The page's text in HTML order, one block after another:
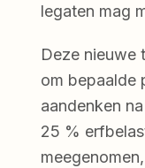
legaten mag
Deze nieuwe
om bepaalde
aandenken
25 %